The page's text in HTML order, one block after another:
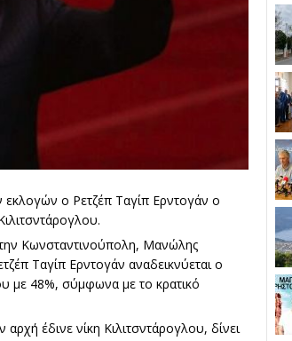
εκλογών ο Ρετζέπ Ταγίπ Ερντογάν ο
Κωνσταντινούπολη, Μανώλης
Ταγίπ Ερντογάν αναδεικνύεται ο
με 48%, σύμφωνα με το κρατικό
έδινε νίκη Κιλιτσντάρογλου, δίνει